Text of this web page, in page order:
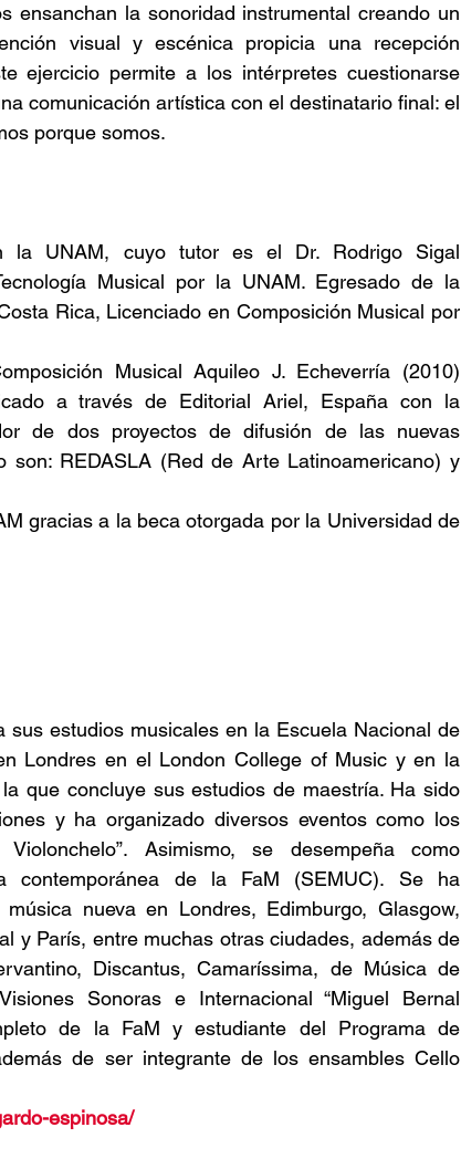
ensanchan la sonoridad instrumental creando un
visual y escénica propicia una recepción
ejercicio permite a los intérpretes cuestionarse
comunicación artística con el destinatario final: el
porque somos.
la UNAM, cuyo tutor es el Dr. Rodrigo Sigal
Musical por la UNAM. Egresado de la
Rica, Licenciado en Composición Musical por
Musical Aquileo J. Echeverría (2010)
a través de Editorial Ariel, España con la
de dos proyectos de difusión de las nuevas
gracias a la beca otorgada por la Universidad de
estudios musicales en la Escuela Nacional de
Londres en el London College of Music y en la
que concluye sus estudios de maestría. Ha sido
y ha organizado diversos eventos como los
Asimismo, se desempeña como
contemporánea de la FaM (SEMUC). Se ha
nueva en Londres, Edimburgo, Glasgow,
y París, entre muchas otras ciudades, además de
Discantus, Camaríssima, de Música de
Sonoras e Internacional “Miguel Bernal
de la FaM y estudiante del Programa de
de ser integrante de los ensambles Cello
espinosa/